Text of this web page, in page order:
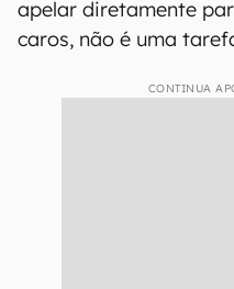
apelar diretamente
caros, não é uma
CONTINUA